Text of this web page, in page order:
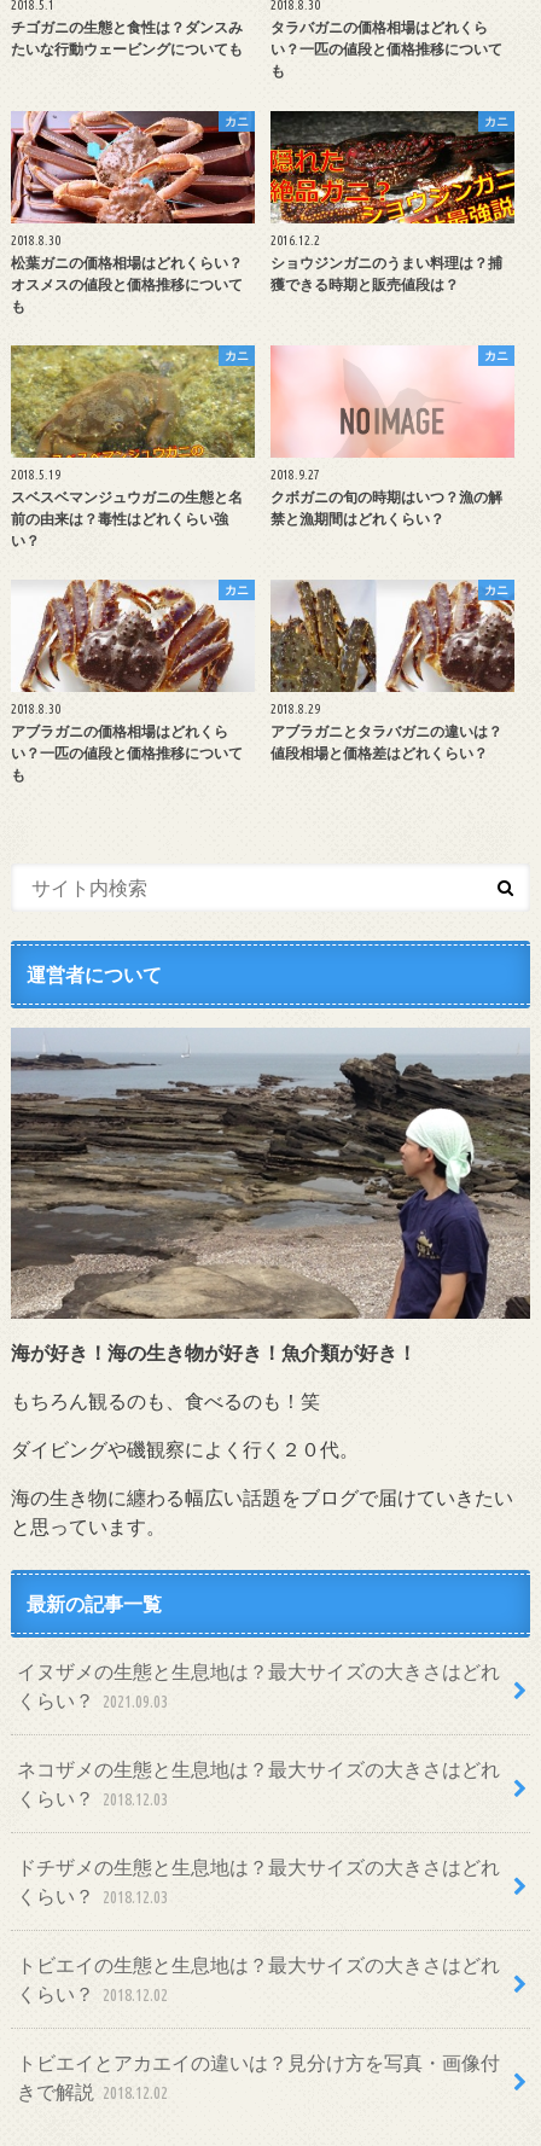
2018.5.1
チゴガニの生態と食性は？ダンスみ
たいな行動ウェービングについても
2018.8.30
タラバガニの価格相場はどれくら
い？一匹の値段と価格推移について
も
カニ
2018.8.30
松葉ガニの価格相場はどれくらい？
オスメスの値段と価格推移について
も
カニ
2016.12.2
ショウジンガニのうまい料理は？捕
獲できる時期と販売値段は？
カニ
2018.5.19
スベスベマンジュウガニの生態と名
前の由来は？毒性はどれくらい強
い？
カニ
2018.9.27
クボガニの旬の時期はいつ？漁の解
禁と漁期間はどれくらい？
カニ
2018.8.30
アブラガニの価格相場はどれくら
い？一匹の値段と価格推移について
も
カニ
2018.8.29
アブラガニとタラバガニの違いは？
値段相場と価格差はどれくらい？
運営者について
海が好き！海の生き物が好き！魚介類が好き！
もちろん観るのも、食べるのも！笑
ダイビングや磯観察によく行く２０代。
海の生き物に纏わる幅広い話題をブログで届けていきたい
と思っています。
最新の記事一覧
イヌザメの生態と生息地は？最大サイズの大きさはどれ
くらい？
2021.09.03
ネコザメの生態と生息地は？最大サイズの大きさはどれ
くらい？
2018.12.03
ドチザメの生態と生息地は？最大サイズの大きさはどれ
くらい？
2018.12.03
トビエイの生態と生息地は？最大サイズの大きさはどれ
くらい？
2018.12.02
トビエイとアカエイの違いは？見分け方を写真・画像付
きで解説
2018.12.02